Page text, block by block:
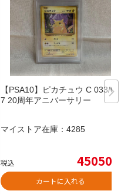
【PSA10】ピカチュウ C 033/08
7 20周年アニバーサリー
マイストア在庫： 4285
税込 45050
カートに入れる